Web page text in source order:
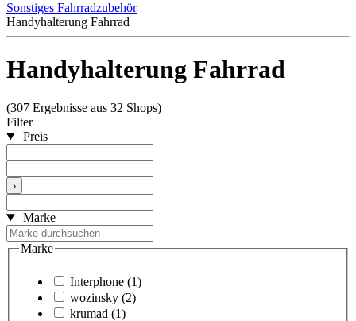
Sonstiges Fahrradzubehör
Handyhalterung Fahrrad
Handyhalterung Fahrrad
(307 Ergebnisse aus 32 Shops)
Filter
Preis
›
Marke
Marke
Interphone (1)
wozinsky (2)
krumad (1)